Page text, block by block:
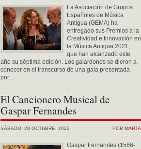
La Asociación de Grupos
Españoles de Música
Antigua (GEMA) ha
entregado sus Premios a la
Creatividad e Innovación en
la Música Antigua 2021,
que han alcanzado este
año su séptima edición. Los galardones se dieron a
conocer en el transcurso de una gala presentada
por...
El Cancionero Musical de
Gaspar Fernandes
POR MARTA
SÁBADO, 29 OCTUBRE, 2022
Gaspar Fernandes (1566-